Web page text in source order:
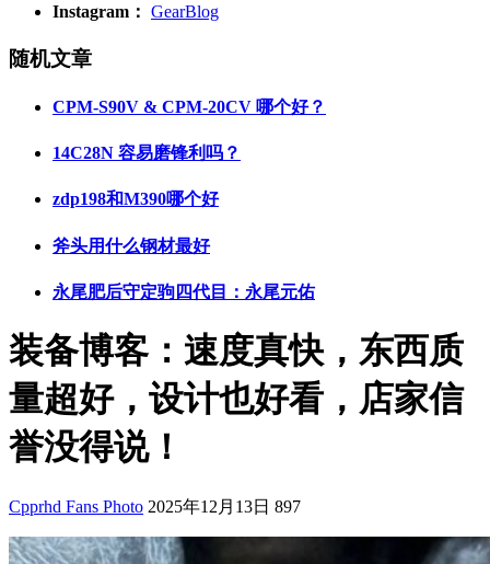
Instagram： GearBlog
随机文章
CPM-S90V & CPM-20CV 哪个好？
14C28N 容易磨锋利吗？
zdp198和M390哪个好
斧头用什么钢材最好
永尾肥后守定驹四代目：永尾元佑
装备博客：速度真快，东西质
量超好，设计也好看，店家信
誉没得说！
Cpprhd Fans Photo 2025年12月13日 897